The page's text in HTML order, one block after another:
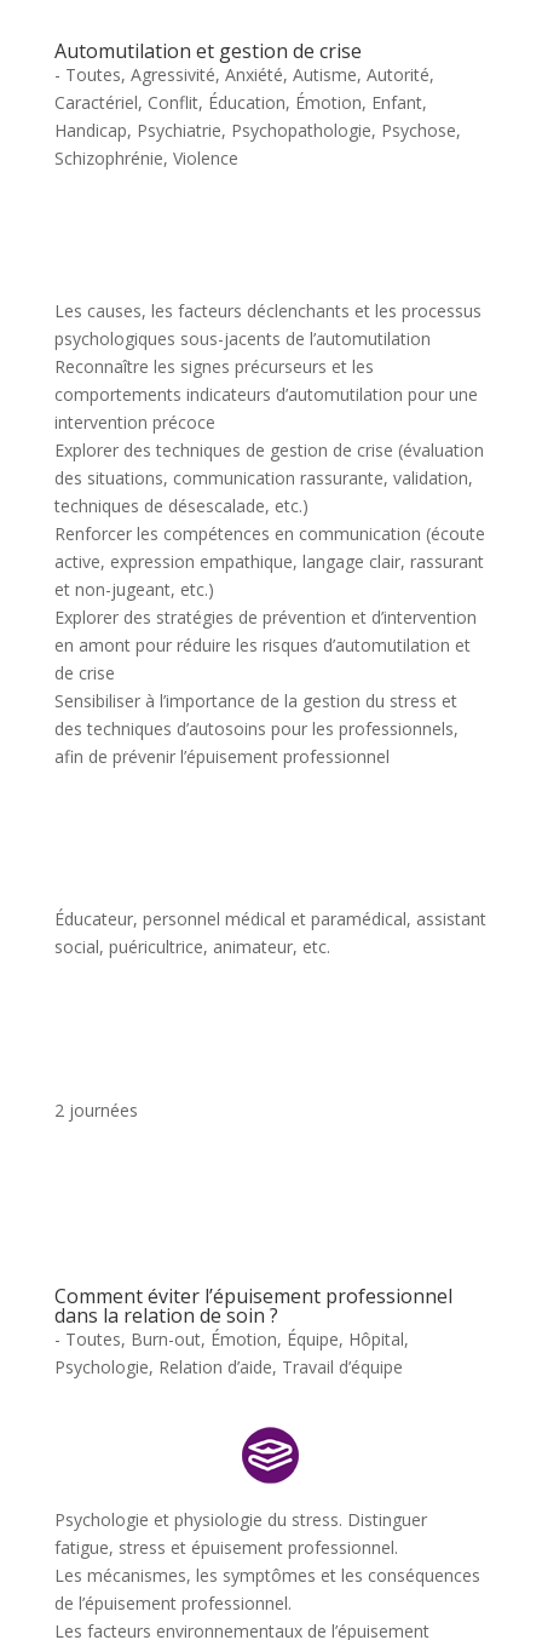
Automutilation et gestion de crise
- Toutes, Agressivité, Anxiété, Autisme, Autorité,
Caractériel, Conflit, Éducation, Émotion, Enfant,
Handicap, Psychiatrie, Psychopathologie, Psychose,
Schizophrénie, Violence
Les causes, les facteurs déclenchants et les processus
psychologiques sous-jacents de l’automutilation
Reconnaître les signes précurseurs et les
comportements indicateurs d’automutilation pour une
intervention précoce
Explorer des techniques de gestion de crise (évaluation
des situations, communication rassurante, validation,
techniques de désescalade, etc.)
Renforcer les compétences en communication (écoute
active, expression empathique, langage clair, rassurant
et non-jugeant, etc.)
Explorer des stratégies de prévention et d’intervention
en amont pour réduire les risques d’automutilation et
de crise
Sensibiliser à l’importance de la gestion du stress et
des techniques d’autosoins pour les professionnels,
afin de prévenir l’épuisement professionnel
Éducateur, personnel médical et paramédical, assistant
social, puéricultrice, animateur, etc.
2 journées
Comment éviter l’épuisement professionnel
dans la relation de soin ?
- Toutes, Burn-out, Émotion, Équipe, Hôpital,
Psychologie, Relation d’aide, Travail d’équipe
Psychologie et physiologie du stress. Distinguer
fatigue, stress et épuisement professionnel.
Les mécanismes, les symptômes et les conséquences
de l’épuisement professionnel.
Les facteurs environnementaux de l’épuisement